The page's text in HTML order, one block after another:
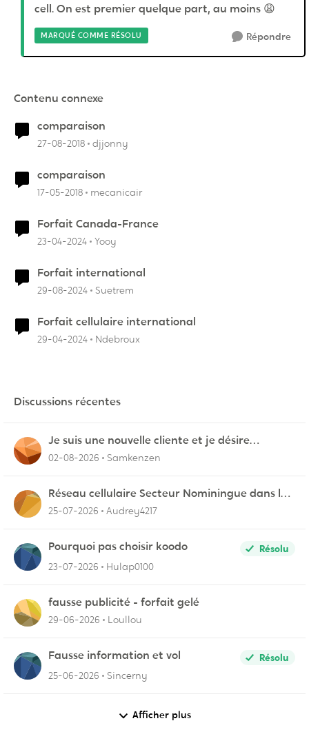
cell. On est premier quelque part, au moins 😩
MARQUÉ COMME RÉSOLU Répondre
Contenu connexe
comparaison
27-08-2018 djjonny
comparaison
17-05-2018 mecanicair
Forfait Canada-France
23-04-2024 Yooy
Forfait international
29-08-2024 Suetrem
Forfait cellulaire international
29-04-2024 Ndebroux
Discussions récentes
Je suis une nouvelle cliente et je désire
connecter mon appareil sur videotron
02-08-2026 Samkenzen
Réseau cellulaire Secteur Nominingue dans les
Hautes-Laurentides instable
25-07-2026 Audrey4217
Pourquoi pas choisir koodo
Résolu
23-07-2026
Hulap0100
fausse publicité - forfait gelé
29-06-2026 Loullou
Fausse information et vol
Résolu
25-06-2026
Sincerny
Afficher plus